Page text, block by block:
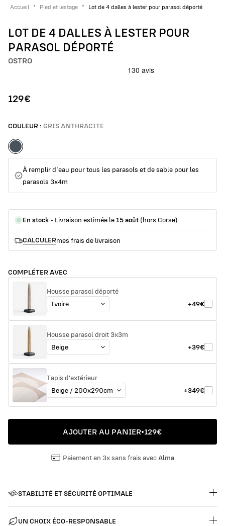
Accueil • Pied et lestage • Lot de 4 dalles à lester pour parasol déporté
LOT DE 4 DALLES À LESTER POUR
PARASOL DÉPORTÉ
OSTRO
129€
COULEUR GRIS ANTHRACITE
Gris
Anthracite
À remplir d’eau pour tous les parasols et de sable pour les
parasols 3x4m
En stock - Livraison estimée le 15 août (hors Corse)
CALCULERmes frais de livraison
COMPLÉTER AVEC
Housse parasol déporté
+49€
Housse parasol droit 3x3m
+39€
Tapis d'extérieur
+349€
AJOUTER AU PANIER•129€
Paiement en 3x sans frais avecAlma
STABILITÉ ET SÉCURITÉ OPTIMALE
UN CHOIX ÉCO-RESPONSABLE